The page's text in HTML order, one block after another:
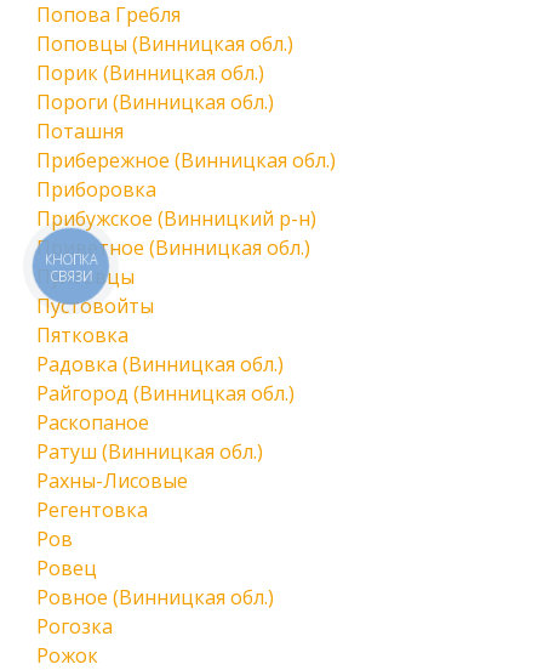
Попова Гребля
Поповцы (Винницкая обл.)
Порик (Винницкая обл.)
Пороги (Винницкая обл.)
Поташня
Прибережное (Винницкая обл.)
Приборовка
Прибужское (Винницкий р-н)
Приветное (Винницкая обл.)
Пултовцы
Пустовойты
Пятковка
Радовка (Винницкая обл.)
Райгород (Винницкая обл.)
Раскопаное
Ратуш (Винницкая обл.)
Рахны-Лисовые
Регентовка
Ров
Ровец
Ровное (Винницкая обл.)
Рогозка
Рожок
КНОПКА
СВЯЗИ